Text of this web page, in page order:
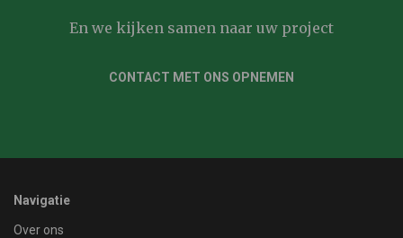
En we kijken samen naar uw project
CONTACT MET ONS OPNEMEN
Navigatie
Over ons